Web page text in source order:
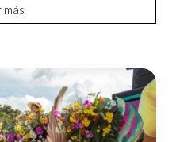
más